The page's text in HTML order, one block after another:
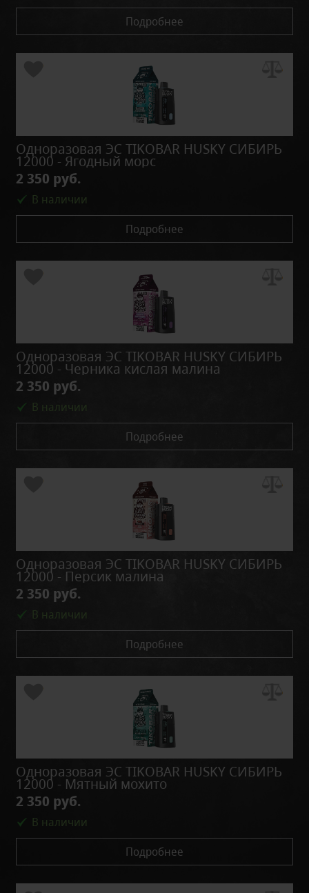
Подробнее
Одноразовая ЭС TIKOBAR HUSKY СИБИРЬ
12000 - Ягодный морс
2 350 руб.
В наличии
Подробнее
Одноразовая ЭС TIKOBAR HUSKY СИБИРЬ
12000 - Черника кислая малина
2 350 руб.
В наличии
Подробнее
Одноразовая ЭС TIKOBAR HUSKY СИБИРЬ
12000 - Персик малина
2 350 руб.
В наличии
Подробнее
Одноразовая ЭС TIKOBAR HUSKY СИБИРЬ
12000 - Мятный мохито
2 350 руб.
В наличии
Подробнее